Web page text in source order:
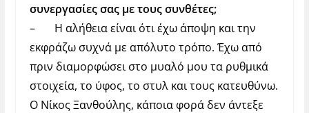
συνεργασίες σας με τους συνθέτες;
–
Η αλήθεια είναι ότι έχω άποψη και την
εκφράζω συχνά με απόλυτο τρόπο. Έχω από
πριν διαμορφώσει στο μυαλό μου τα ρυθμικά
στοιχεία, το ύφος, το στυλ και τους κατευθύνω.
Ο Νίκος Ξανθούλης, κάποια φορά δεν άντεξε